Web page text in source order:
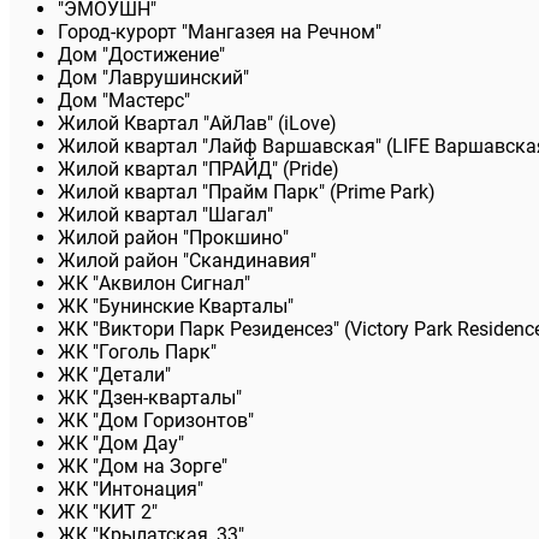
"ЭМОУШН"
Город-курорт "Мангазея на Речном"
Дом "Достижение"
Дом "Лаврушинский"
Дом "Мастерс"
Жилой Квартал "АйЛав" (iLove)
Жилой квартал "Лайф Варшавская" (LIFE
Жилой квартал "ПРАЙД" (Pride)
Жилой квартал "Прайм Парк" (Prime Park)
Жилой квартал "Шагал"
Жилой район "Прокшино"
Жилой район "Скандинавия"
ЖК "Аквилон Сигнал"
ЖК "Бунинские Кварталы"
ЖК "Виктори Парк Резиденсез" (Victory Park
ЖК "Гоголь Парк"
ЖК "Детали"
ЖК "Дзен-кварталы"
ЖК "Дом Горизонтов"
ЖК "Дом Дау"
ЖК "Дом на Зорге"
ЖК "Интонация"
ЖК "КИТ 2"